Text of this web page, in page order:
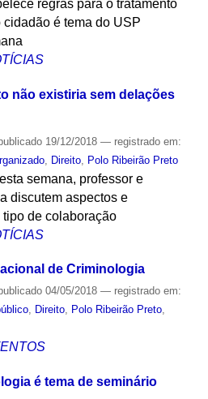
regras para o tratamento
é tema do USP
não existiria sem delações
19/12/2018 — registrado em:
, Direito, Polo Ribeirão Preto
semana, professor e
discutem aspectos e
de colaboração
de Criminologia
04/05/2018 — registrado em:
, Direito, Polo Ribeirão Preto,
é tema de seminário